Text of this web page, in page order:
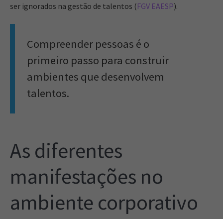
ser ignorados na gestão de talentos (FGV EAESP).
Compreender pessoas é o
primeiro passo para construir
ambientes que desenvolvem
talentos.
As diferentes
manifestações no
ambiente corporativo